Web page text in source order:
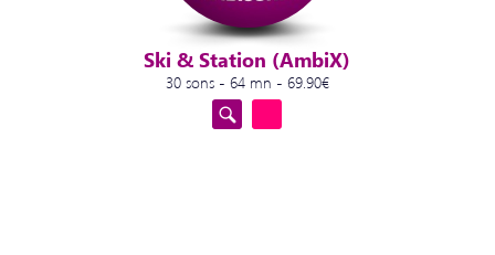
Ski & Station (AmbiX)
30 sons - 64 mn - 69.90€